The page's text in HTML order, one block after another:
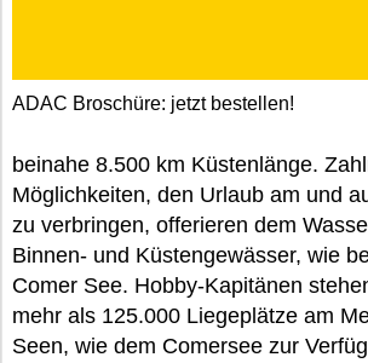
ADAC Broschüre: jetzt bestellen!
beinahe 8.500 km Küstenlänge.
Möglichkeiten, den Urlaub am und
zu verbringen, offerieren dem
Binnen- und Küstengewässer, wie
Comer See. Hobby-Kapitänen
mehr als 125.000 Liegeplätze am
Seen, wie dem Comersee zur